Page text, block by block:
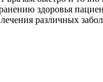
здоровья
различных